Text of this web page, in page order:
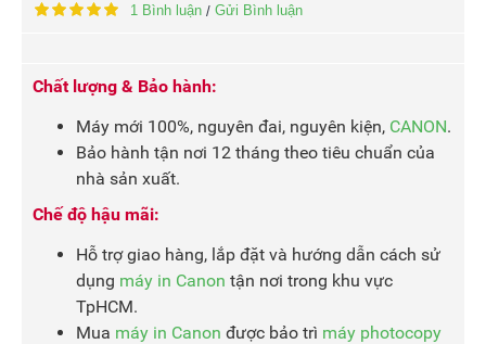
1 Bình luận / Gửi Bình luận
Chất lượng & Bảo hành:
Máy mới 100%, nguyên đai, nguyên kiện, CANON.
Bảo hành tận nơi 12 tháng theo tiêu chuẩn của
nhà sản xuất.
Chế độ hậu mãi:
Hỗ trợ giao hàng, lắp đặt và hướng dẫn cách sử
dụng máy in Canon tận nơi trong khu vực
TpHCM.
Mua máy in Canon được bảo trì máy photocopy